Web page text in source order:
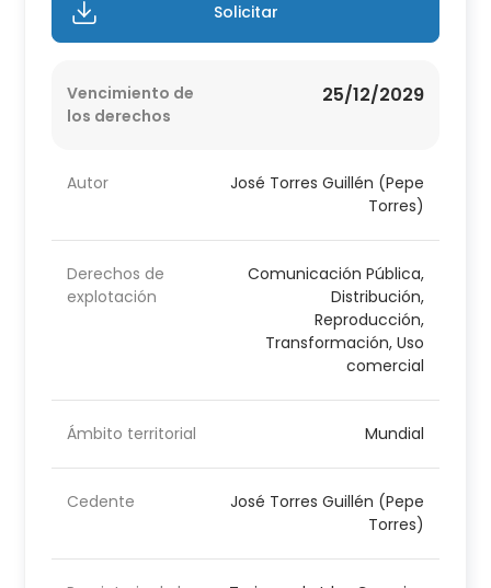
Solicitar
Vencimiento de
los derechos
25/12/2029
Autor
José Torres Guillén (Pepe
Torres)
Derechos de
explotación
Comunicación Pública,
Distribución,
Reproducción,
Transformación, Uso
comercial
Ámbito territorial Mundial
Cedente
José Torres Guillén (Pepe
Torres)